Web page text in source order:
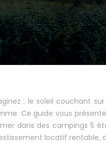
: le soleil couchant
Ce guide vous
dans des campings 5
locatif rentable,